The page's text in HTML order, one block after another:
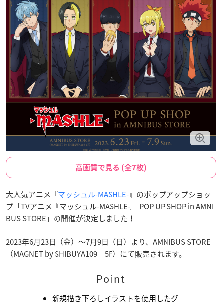
高画質で見る (全7枚)
大人気アニメ『マッシュル-MASHLE-』のポップアップショッ
プ「TVアニメ『マッシュル-MASHLE-』 POP UP SHOP in AMNI
BUS STORE」の開催が決定しました！
2023年6月23日（金）～7月9日（日）より、AMNIBUS STORE
（MAGNET by SHIBUYA109 5F）にて販売されます。
Point
新規描き下ろしイラストを使用したグ